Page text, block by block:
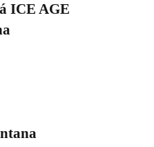
ICE AGE